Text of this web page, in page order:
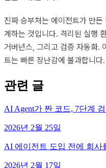
진짜 승부처는 에이전트가 만
계하는 것입니다. 격리된 실행
거버넌스, 그리고 검증 자동화.
트는 빠른 장난감에 불과합니다.
관련 글
AI Agent가 짠 코드, 7단계
2026년 2월 25일
AI 에이전트 도입 전에 회사
2026년 2월 17일